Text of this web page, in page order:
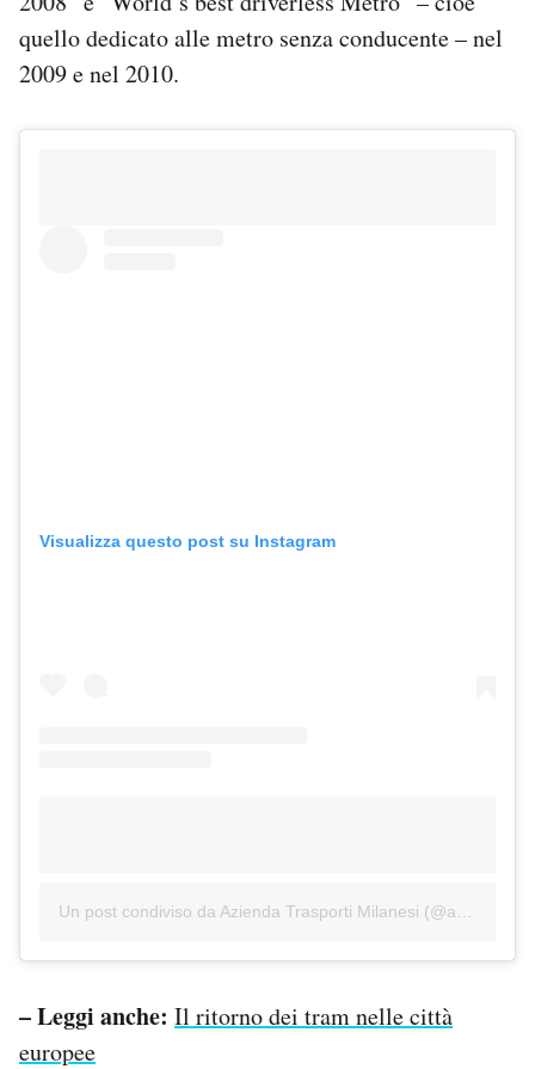
quello dedicato alle metro senza conducente – nel
2009 e nel 2010.
Visualizza questo post su Instagram
– Leggi anche: Il ritorno dei tram nelle città
europee